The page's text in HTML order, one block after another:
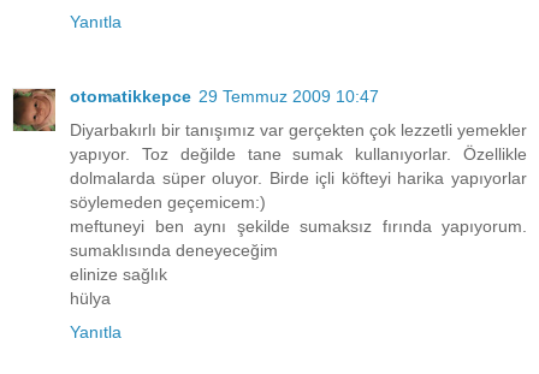
Yanıtla
otomatikkepce 29 Temmuz 2009 10:47
Diyarbakırlı bir tanışımız var gerçekten çok lezzetli yemekler
yapıyor. Toz değilde tane sumak kullanıyorlar. Özellikle
dolmalarda süper oluyor. Birde içli köfteyi harika yapıyorlar
söylemeden geçemicem:)
meftuneyi ben aynı şekilde sumaksız fırında yapıyorum.
sumaklısında deneyeceğim
elinize sağlık
hülya
Yanıtla